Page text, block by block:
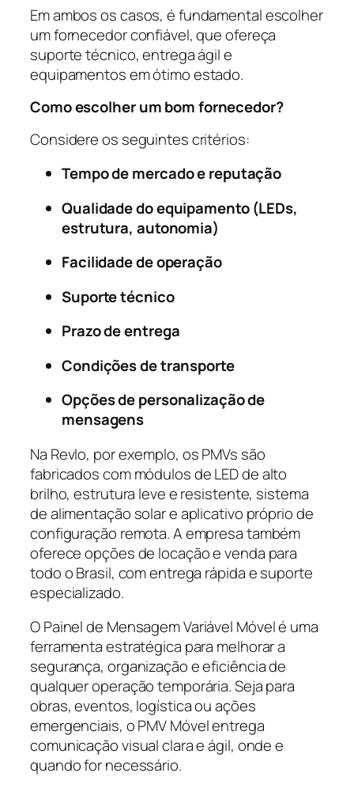
Em ambos os casos, é fundamental escolher
um fornecedor confiável, que ofereça
suporte técnico, entrega ágil e
equipamentos em ótimo estado.
Como escolher um bom fornecedor?
Considere os seguintes critérios:
Tempo de mercado e reputação
Qualidade do equipamento (LEDs,
estrutura, autonomia)
Facilidade de operação
Suporte técnico
Prazo de entrega
Condições de transporte
Opções de personalização de
mensagens
Na Revlo, por exemplo, os PMVs são
fabricados com módulos de LED de alto
brilho, estrutura leve e resistente, sistema
de alimentação solar e aplicativo próprio de
configuração remota. A empresa também
oferece opções de locação e venda para
todo o Brasil, com entrega rápida e suporte
especializado.
O Painel de Mensagem Variável Móvel é uma
ferramenta estratégica para melhorar a
segurança, organização e eficiência de
qualquer operação temporária. Seja para
obras, eventos, logística ou ações
emergenciais, o PMV Móvel entrega
comunicação visual clara e ágil, onde e
quando for necessário.